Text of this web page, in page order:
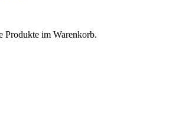
Produkte im Warenkorb.